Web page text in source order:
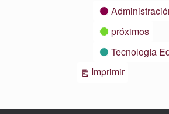
Categorías
próximos
Tecnología
ImprimirVistas